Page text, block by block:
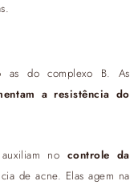
as do complexo B. As
a resistência do
no controle da
de acne. Elas agem na